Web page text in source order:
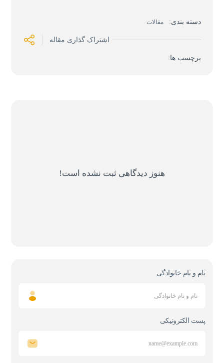
دسته بندی: مقالات
اشتراک گذاری مقاله
برچسب ها:
هنوز دیدگاهی ثبت نشده است!
نام و نام خانوادگی
پست الکترونیکی